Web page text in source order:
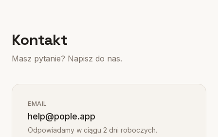
Kontakt
Masz pytanie? Napisz do nas.
EMAIL
help@pople.app
Odpowiadamy w ciągu 2 dni roboczych.